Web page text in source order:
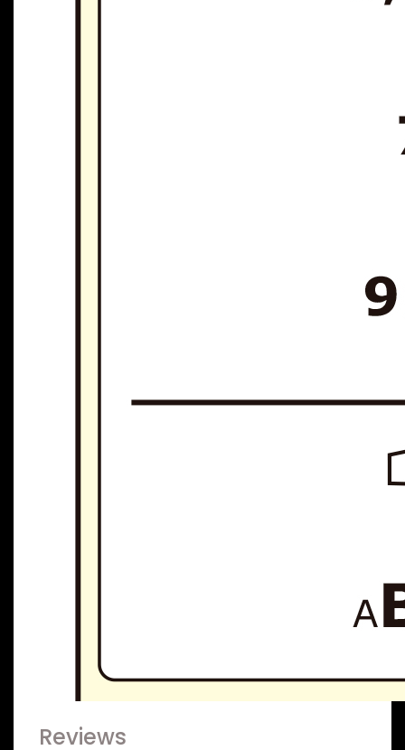
Reviews